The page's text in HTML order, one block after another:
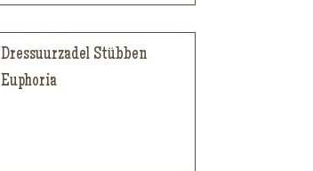
Dressuurzadel Stübben
Euphoria